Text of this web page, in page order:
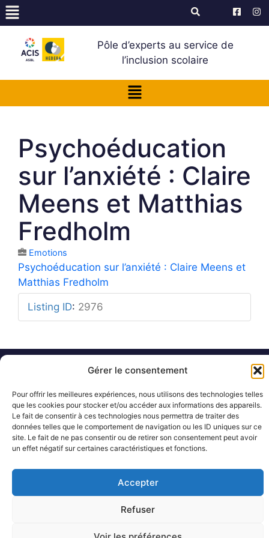
Gérer le consentement
Pour offrir les meilleures expériences, nous utilisons des technologies telles
que les cookies pour stocker et/ou accéder aux informations des appareils.
Le fait de consentir à ces technologies nous permettra de traiter des
données telles que le comportement de navigation ou les ID uniques sur ce
site. Le fait de ne pas consentir ou de retirer son consentement peut avoir
un effet négatif sur certaines caractéristiques et fonctions.
Accepter
Refuser
Pôle d’experts au service de
l’inclusion scolaire
Psychoéducation
sur l’anxiété : Claire
Meens et Matthias
Fredholm
Emotions
Psychoéducation sur l’anxiété : Claire Meens et
Matthias Fredholm
Listing ID: 2976
Tel: 0455 14 53 30
Numéro FASE : 11020
Plan du site
réservés